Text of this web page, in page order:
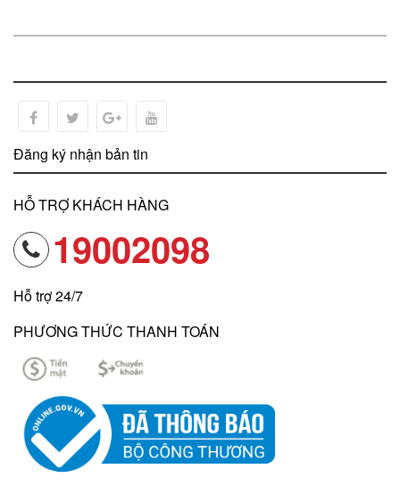
Đăng ký nhận bản tin
HỖ TRỢ KHÁCH HÀNG
19002098
Hỗ trợ 24/7
PHƯƠNG THỨC THANH TOÁN